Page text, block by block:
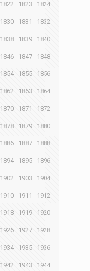
1822 1823 1824
1830 1831 1832
1838 1839 1840
1846 1847 1848
1854 1855 1856
1862 1863 1864
1870 1871 1872
1878 1879 1880
1886 1887 1888
1894 1895 1896
1902 1903 1904
1910 1911 1912
1918 1919 1920
1926 1927 1928
1934 1935 1936
1942 1943 1944